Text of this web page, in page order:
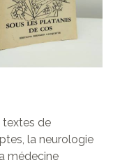
textes de
la neurologie
médecine